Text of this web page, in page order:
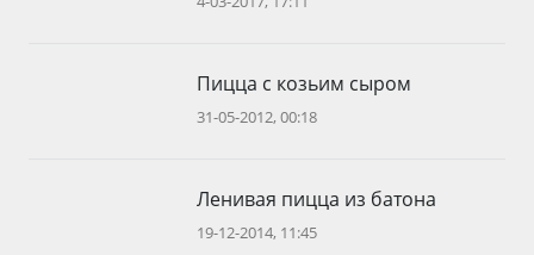
Пицца с козьим сыром
31-05-2012, 00:18
Ленивая пицца из батона
19-12-2014, 11:45